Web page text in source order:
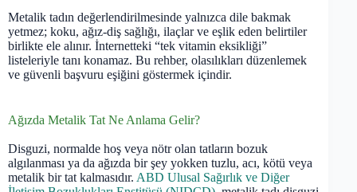
Metalik tadın değerlendirilmesinde yalnızca dile bakmak
yetmez; koku, ağız-diş sağlığı, ilaçlar ve eşlik eden belirtiler
birlikte ele alınır. İnternetteki “tek vitamin eksikliği”
listeleriyle tanı konamaz. Bu rehber, olasılıkları düzenlemek
ve güvenli başvuru eşiğini göstermek içindir.
Ağızda Metalik Tat Ne Anlama Gelir?
Disguzi, normalde hoş veya nötr olan tatların bozuk
algılanması ya da ağızda bir şey yokken tuzlu, acı, kötü veya
metalik bir tat kalmasıdır. ABD Ulusal Sağırlık ve Diğer